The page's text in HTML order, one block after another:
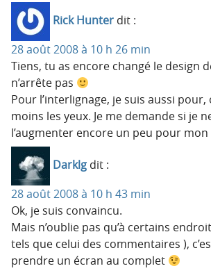
Rick Hunter dit :
28 août 2008 à 10 h 26 min
Tiens, tu as encore changé le design
n’arrête pas
Pour l’interlignage, je suis aussi pour,
moins les yeux. Je me demande si je
l’augmenter encore un peu pour mon
Darklg dit :
28 août 2008 à 10 h 43 min
Ok, je suis convaincu.
Mais n’oublie pas qu’à certains
tels que celui des commentaires ),
prendre un écran au complet